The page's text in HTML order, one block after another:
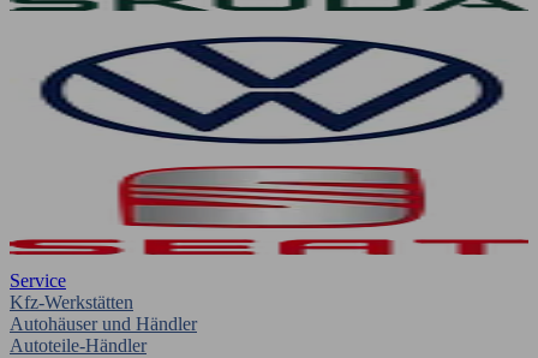
Service
Kfz-Werkstätten
Autohäuser und Händler
Autoteile-Händler